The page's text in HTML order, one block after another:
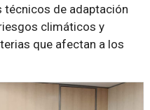
de adaptación
climáticos y
que afectan a los